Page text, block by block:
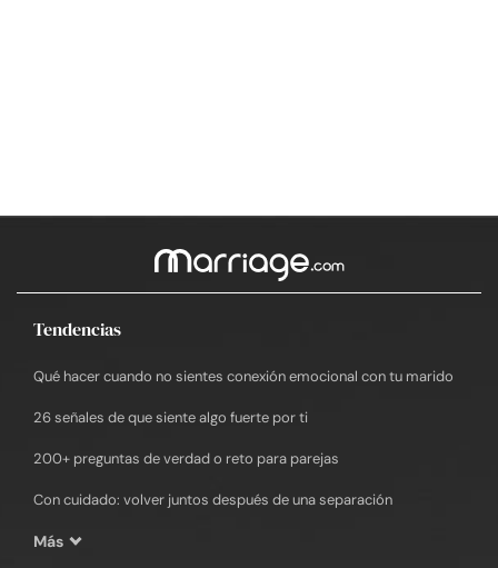
Tendencias
Qué hacer cuando no sientes conexión emocional con tu marido
26 señales de que siente algo fuerte por ti
200+ preguntas de verdad o reto para parejas
Con cuidado: volver juntos después de una separación
Más